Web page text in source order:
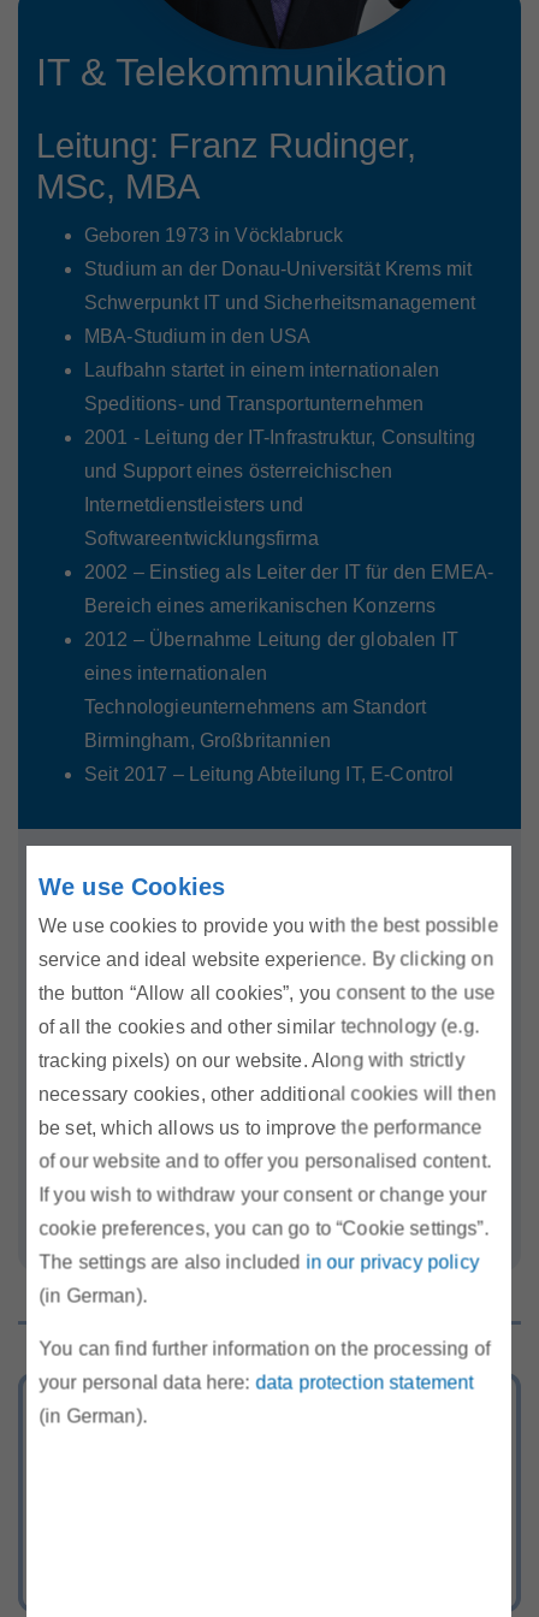
We use Cookies
We use cookies to provide you with the best possible
service and ideal website experience. By clicking on
the button “Allow all cookies”, you consent to the use
of all the cookies and other similar technology (e.g.
tracking pixels) on our website. Along with strictly
necessary cookies, other additional cookies will then
be set, which allows us to improve the performance
of our website and to offer you personalised content.
If you wish to withdraw your consent or change your
cookie preferences, you can go to “Cookie settings”.
The settings are also included in our privacy policy
(in German).
You can find further information on the processing of
your personal data here:data protection statement
(in German).
Über Uns
IT & Telekommunikation
Leitung: Franz Rudinger,
MSc, MBA
Geboren 1973 in Vöcklabruck
Studium an der Donau-Universität Krems mit
Schwerpunkt IT und Sicherheitsmanagement
MBA-Studium in den USA
Laufbahn startet in einem internationalen
Speditions- und Transportunternehmen
2001 - Leitung der IT-Infrastruktur, Consulting
und Support eines österreichischen
Internetdienstleisters und
Softwareentwicklungsfirma
2002 – Einstieg als Leiter der IT für den EMEA-
Bereich eines amerikanischen Konzerns
2012 – Übernahme Leitung der globalen IT
eines internationalen
Technologieunternehmens am Standort
Birmingham, Großbritannien
Seit 2017 – Leitung Abteilung IT, E-Control
Aufgaben der Abteilung
Planung und Umsetzung der IT-Strategie des
Unternehmens
Programm- & Systementwicklung
Betrieb des Informationssicherheits-
Managementsystems (ISMS)
Betrieb der IT-Systeme mit besonderem
Schwerpunkt auf IT-Security
Einkauf der IT-Systeme und Applikationen
Tarifkalkulator